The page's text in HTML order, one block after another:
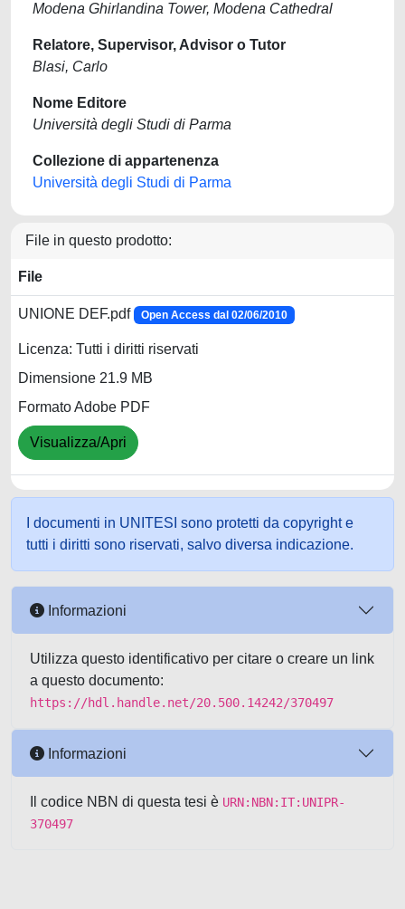
Modena Ghirlandina Tower, Modena Cathedral
Relatore, Supervisor, Advisor o Tutor
Blasi, Carlo
Nome Editore
Università degli Studi di Parma
Collezione di appartenenza
Università degli Studi di Parma
File in questo prodotto:
File
UNIONE DEF.pdf Open Access dal 02/06/2010
Licenza: Tutti i diritti riservati
Dimensione 21.9 MB
Formato Adobe PDF
Visualizza/Apri
I documenti in UNITESI sono protetti da copyright e
tutti i diritti sono riservati, salvo diversa indicazione.
Informazioni
Utilizza questo identificativo per citare o creare un link
a questo documento:
https://hdl.handle.net/20.500.14242/370497
Informazioni
Il codice NBN di questa tesi è URN:NBN:IT:UNIPR-
370497